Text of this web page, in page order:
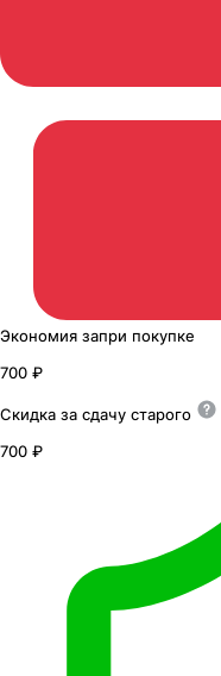
Экономия запри покупке
700 ₽
Скидка за сдачу старого
700 ₽